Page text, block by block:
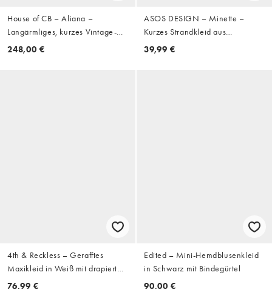
House of CB – Aliana –
Langärmliges, kurzes Vintage-
Korsettkleid aus Spitze in
248,00 €
ASOS DESIGN – Minette –
Kurzes Strandkleid aus
Häkelspitze in Creme
39,99 €
4th & Reckless – Gerafftes
Maxikleid in Weiß mit drapierter
Schulterpartie und tiefem
76,99 €
Edited – Mini-Hemdblusenkleid
in Schwarz mit Bindegürtel
90,00 €